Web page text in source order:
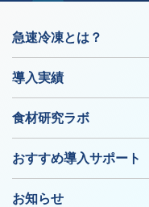
急速冷凍とは？
導入実績
食材研究ラボ
おすすめ導入サポート
お知らせ